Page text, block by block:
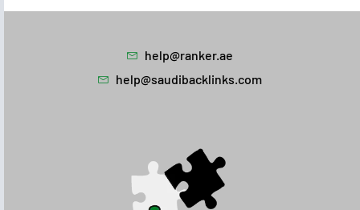
help@ranker.ae
help@saudibacklinks.com